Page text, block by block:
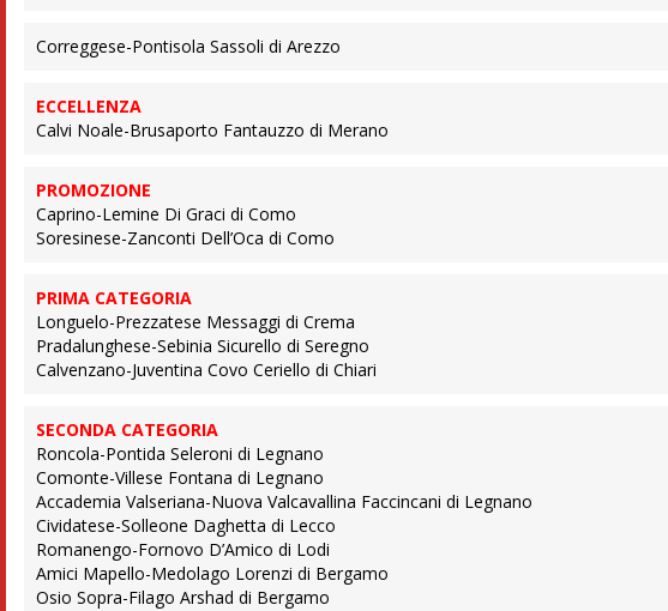
Correggese-Pontisola Sassoli di Arezzo
ECCELLENZA
Calvi Noale-Brusaporto Fantauzzo di Merano
PROMOZIONE
Caprino-Lemine Di Graci di Como
Soresinese-Zanconti Dell’Oca di Como
PRIMA CATEGORIA
Longuelo-Prezzatese Messaggi di Crema
Pradalunghese-Sebinia Sicurello di Seregno
Calvenzano-Juventina Covo Ceriello di Chiari
SECONDA CATEGORIA
Roncola-Pontida Seleroni di Legnano
Comonte-Villese Fontana di Legnano
Accademia Valseriana-Nuova Valcavallina Faccincani di Legnano
Cividatese-Solleone Daghetta di Lecco
Romanengo-Fornovo D’Amico di Lodi
Amici Mapello-Medolago Lorenzi di Bergamo
Osio Sopra-Filago Arshad di Bergamo